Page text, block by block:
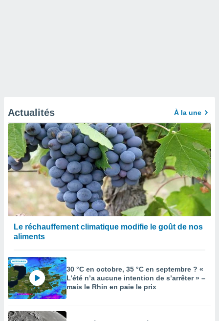
Actualités À la une
Le réchauffement climatique modifie le goût de nos
aliments
30 °C en octobre, 35 °C en septembre ? «
L’été n’a aucune intention de s’arrêter » –
mais le Rhin en paie le prix